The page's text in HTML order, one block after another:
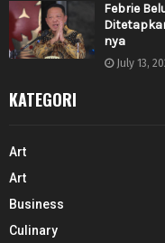
Febrie
nya
July 13,
KATEGORI
Art
Art
Business
Culinary